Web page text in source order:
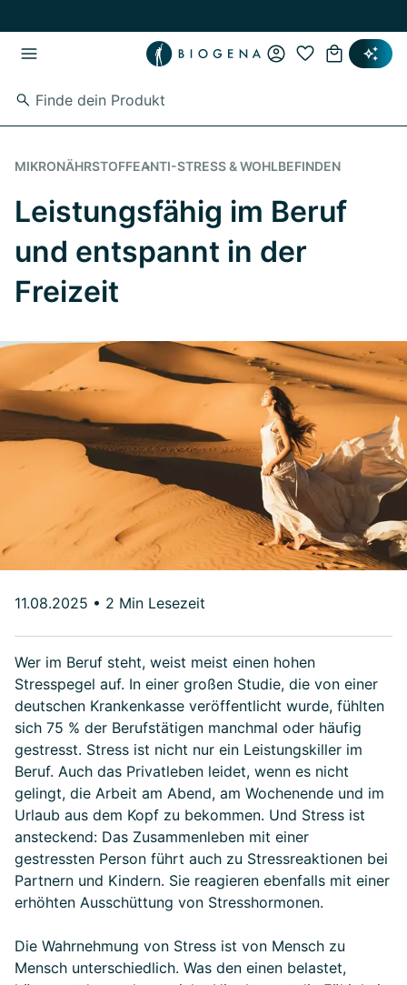
MIKRONÄHRSTOFFEANTI-STRESS & WOHLBEFINDEN
Leistungsfähig im Beruf
und entspannt in der
Freizeit
11.08.2025 • 2 Min Lesezeit
Wer im Beruf steht, weist meist einen hohen
Stresspegel auf. In einer großen Studie, die von einer
deutschen Krankenkasse veröffentlicht wurde, fühlten
sich 75 % der Berufstätigen manchmal oder häufig
gestresst. Stress ist nicht nur ein Leistungskiller im
Beruf. Auch das Privatleben leidet, wenn es nicht
gelingt, die Arbeit am Abend, am Wochenende und im
Urlaub aus dem Kopf zu bekommen. Und Stress ist
ansteckend: Das Zusammenleben mit einer
gestressten Person führt auch zu Stressreaktionen bei
Partnern und Kindern. Sie reagieren ebenfalls mit einer
erhöhten Ausschüttung von Stresshormonen.
Die Wahrnehmung von Stress ist von Mensch zu
Mensch unterschiedlich. Was den einen belastet,